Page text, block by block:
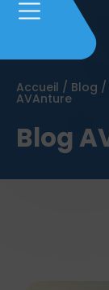
Accueil / Blog /
AVAnture
Blog